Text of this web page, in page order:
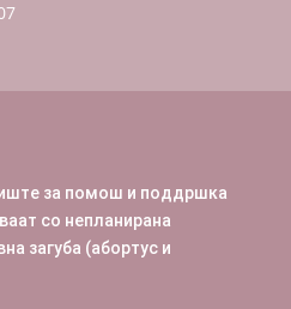
за помош и поддршка
со непланирана
загуба (абортус и